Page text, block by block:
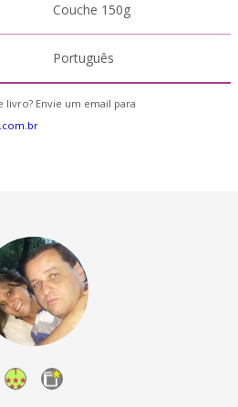
Couche 150g
Português
Envie um email para